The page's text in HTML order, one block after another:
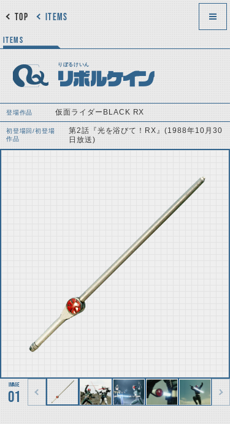
ITEMS
TOP
ITEMS
りぼるけいん
リボルケイン
登場作品 仮面ライダーBLACK RX
初登場回/初登場
作品
第2話『光を浴びて！RX』(1988年10月30
日放送)
01